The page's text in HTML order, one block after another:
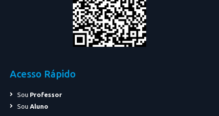
Acesso Rápido
Sou Professor
Sou Aluno